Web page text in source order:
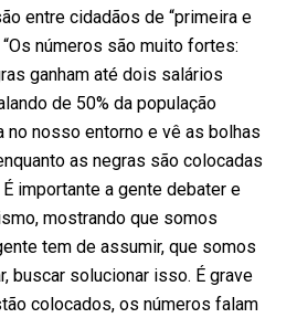
entre cidadãos de “primeira e
números são muito fortes:
ganham até dois salários
de 50% da população
no nosso entorno e vê as bolhas
as negras são colocadas
importante a gente debater e
mostrando que somos
tem de assumir, que somos
buscar solucionar isso. É grave
colocados, os números falam